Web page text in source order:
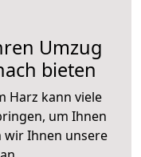
Umzug
bieten
Harz kann viele
um Ihnen
wir Ihnen unsere